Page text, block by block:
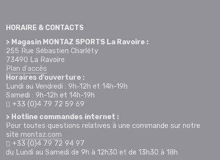
HORAIRE & CONTACTS
> Magasin MONTAZ SPORTS La Ravoire :
255 Rue Sébastien Charléty
73490 La Ravoire
Plan d'accès
Horaires d'ouverture :
Lundi au Vendredi : 9h-12h et 14h-19h
Samedi : 9h-12h et 14h-19h
+33 (0)4 79 72 59 69
> Hotline commandes internet :
Pour toutes questions relatives à une commande sur notre
site montaz.com
+33 (0)4 79 72 94 97
du Lundi au Samedi de 9h à 12h30 et de 13h30 à 18h